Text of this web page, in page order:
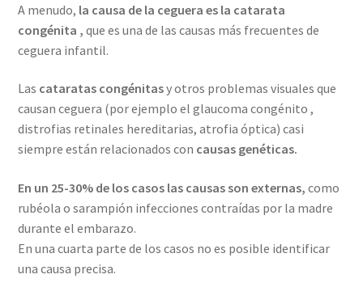
A menudo, la causa de la ceguera es la catarata
congénita , que es una de las causas más frecuentes de
ceguera infantil.
Las cataratas congénitasy otros problemas visuales que
causan ceguera (por ejemplo el glaucoma congénito ,
distrofias retinales hereditarias, atrofia óptica) casi
siempre están relacionados con causas genéticas.
En un 25-30% de los casos las causas son externas, como
rubéola o sarampión infecciones contraídas por la madre
durante el embarazo.
En una cuarta parte de los casos no es posible identificar
una causa precisa.